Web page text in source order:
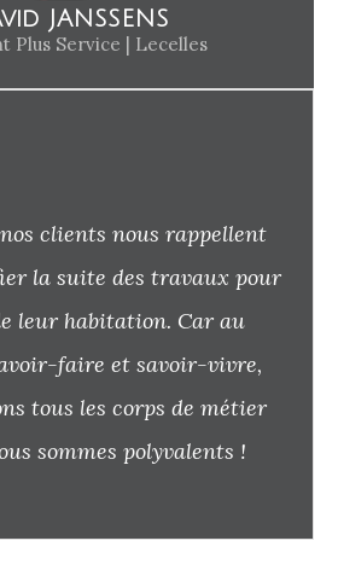
JANSSENS
Plus Service | Lecelles
clients nous rappellent
la suite des travaux pour
leur habitation. Car au
faire et savoir-vivre,
tous les corps de métier
sommes polyvalents !